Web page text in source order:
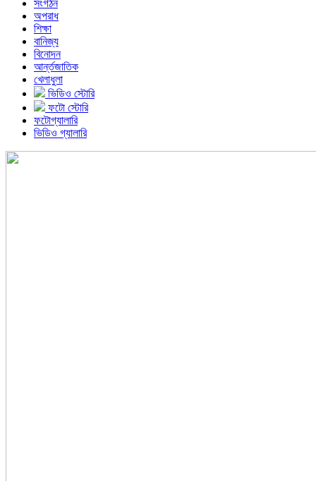
সংগঠন
অপরাধ
শিক্ষা
বানিজ্য
বিনোদন
আর্ন্তজাতিক
খেলাধুলা
ভিডিও স্টোরি
ফটো স্টোরি
ফটোগ্যালারি
ভিডিও গ্যালারি